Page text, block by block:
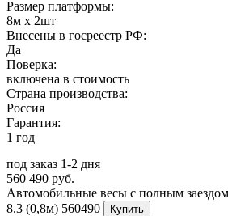
Размер платформы:
8м x 2шт
Внесены в госреестр РФ:
Да
Поверка:
включена в стоимость
Страна производства:
Россия
Гарантия:
1 год
под заказ 1-2 дня
560 490 руб.
Автомобильные весы с полным
8.3 (0,8м) 560490
Купить